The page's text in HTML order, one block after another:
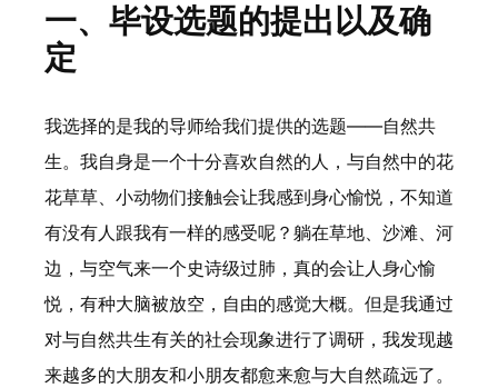
一、毕设选题的提出以及确
定
我选择的是我的导师给我们提供的选题——自然共
生。我自身是一个十分喜欢自然的人，与自然中的花
花草草、小动物们接触会让我感到身心愉悦，不知道
有没有人跟我有一样的感受呢？躺在草地、沙滩、河
边，与空气来一个史诗级过肺，真的会让人身心愉
悦，有种大脑被放空，自由的感觉大概。但是我通过
对与自然共生有关的社会现象进行了调研，我发现越
来越多的大朋友和小朋友都愈来愈与大自然疏远了。